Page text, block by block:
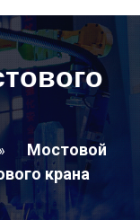
»
Мостовой
крана